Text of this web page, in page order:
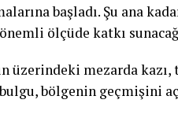
başladı. Şu ana
ölçüde katkı
üzerindeki mezarda
bölgenin geçmişini